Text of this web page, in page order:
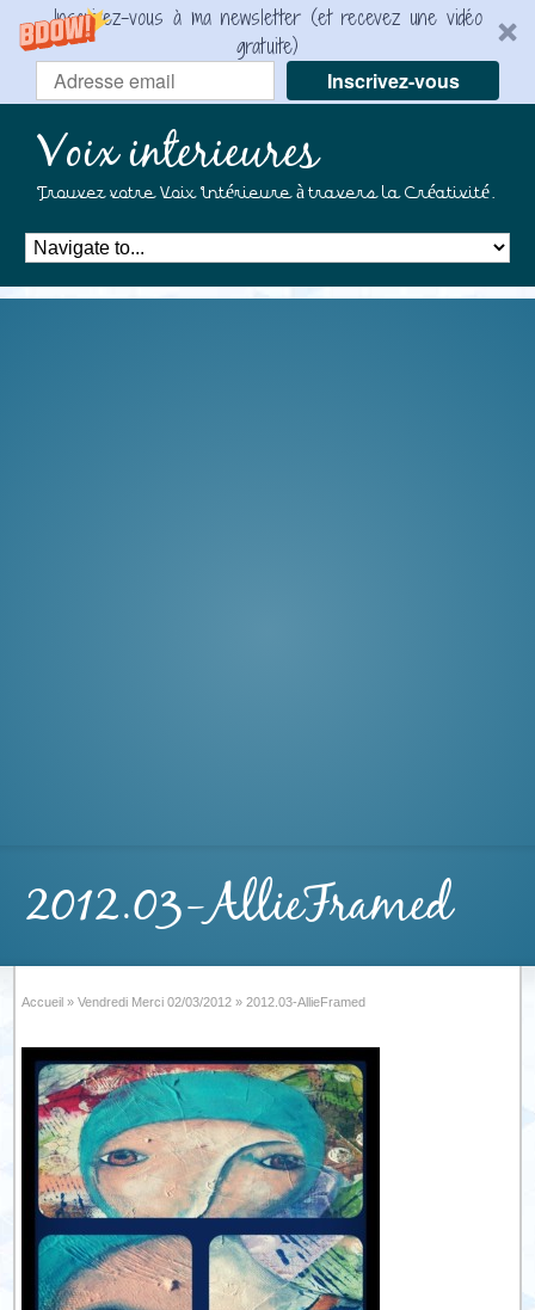
Inscrivez-vous à ma newsletter (et recevez une vidéo
gratuite)
Inscrivez-vous
Voix interieures
Trouvez votre Voix Intérieure à travers la Créativité.
2012.03-AllieFramed
Accueil » Vendredi Merci 02/03/2012 » 2012.03-AllieFramed